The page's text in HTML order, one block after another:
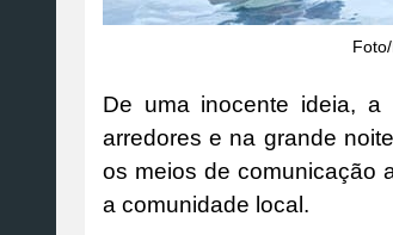
De uma inocente ideia,
arredores e na grande
os meios de comunicação
a comunidade local.